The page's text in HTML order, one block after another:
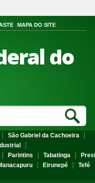
MAPA DO SITE
do
São Gabriel da Cachoeira
Parintins Tabatinga
Eirunepé
Tefé